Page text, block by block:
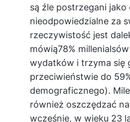
są źle postrzegani jako
nieodpowiedzialne za
rzeczywistość jest
mówią78%
wydatków i trzyma się
przeciwieństwie do
demograficznego).
również oszczędzać
wcześnie, w wieku 23